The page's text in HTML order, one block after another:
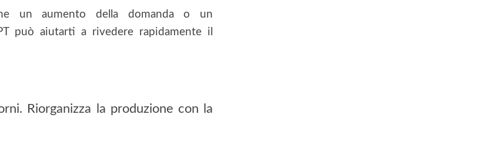
un aumento della domanda o un
può aiutarti a rivedere rapidamente il
Riorganizza la produzione con la